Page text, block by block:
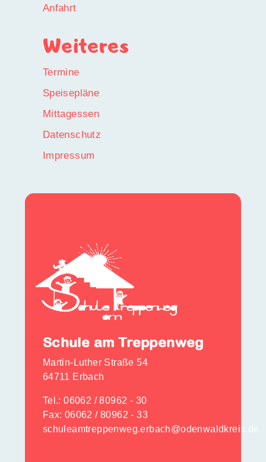
Anfahrt
Weiteres
Termine
Speisepläne
Mittagessen
Datenschutz
Impressum
Schule am Treppenweg
Martin-Luther Straße 54
64711 Erbach
Tel.:06062 / 80962 - 30
Fax: 06062 / 80962 - 33
schuleamtreppenweg.erbach@odenwaldkreis.de